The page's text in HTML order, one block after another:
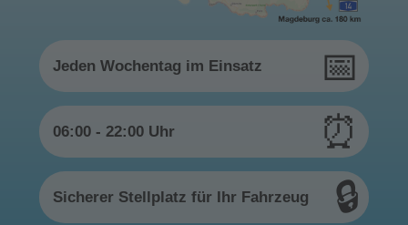
Jeden Wochentag im Einsatz 📅
06:00 - 22:00 Uhr ⏰
Sicherer Stellplatz für Ihr Fahrzeug 🔒